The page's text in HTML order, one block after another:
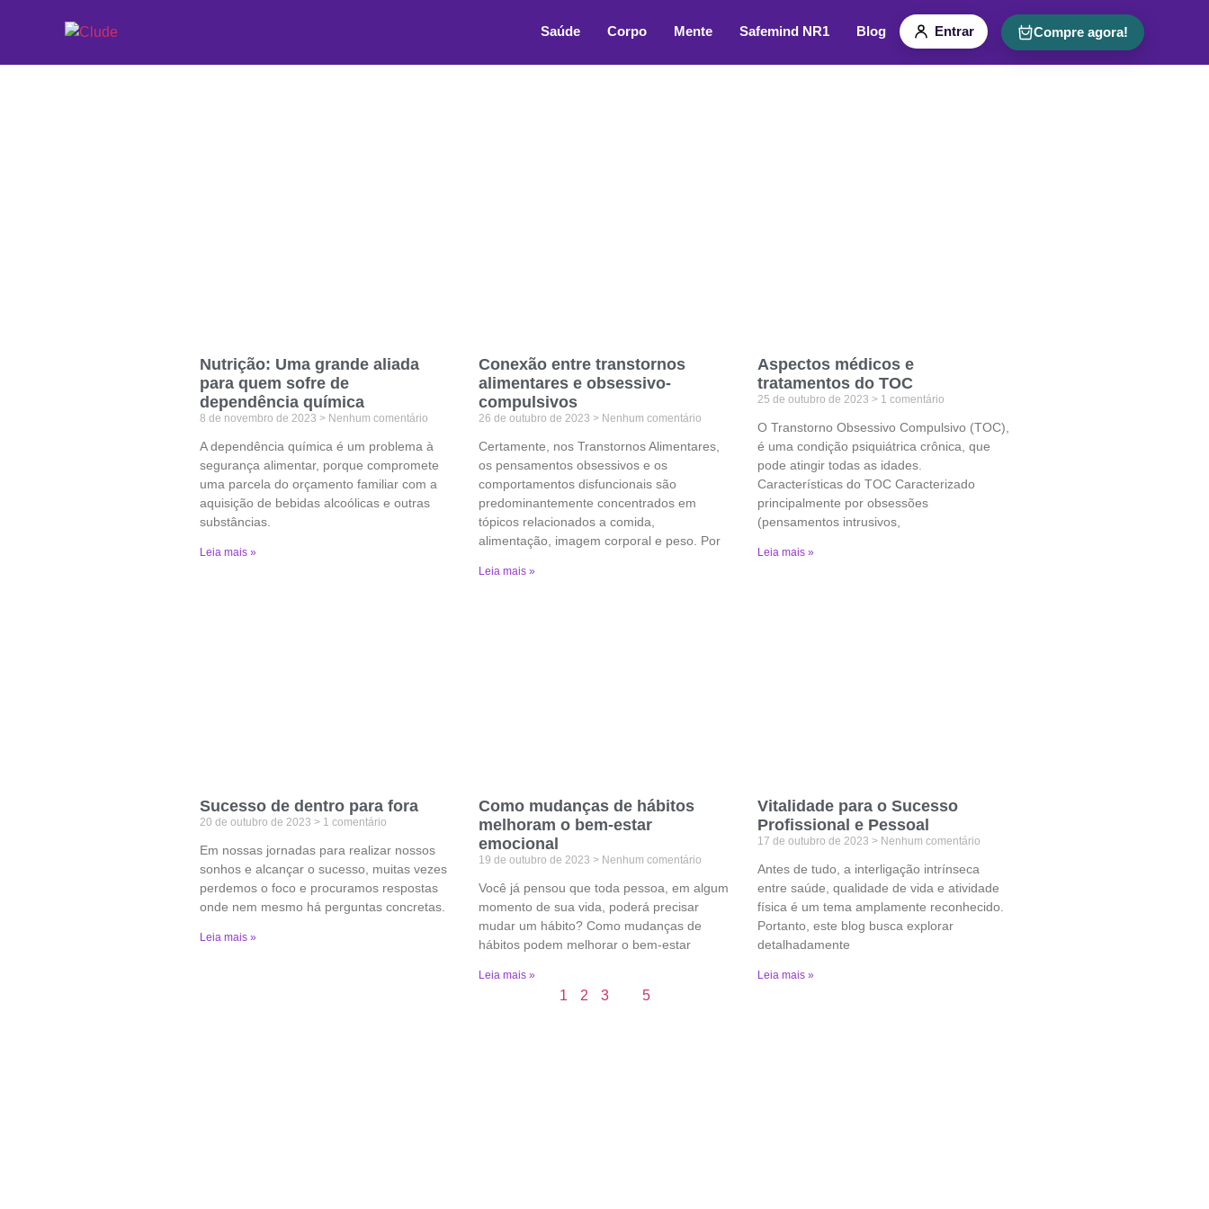
Saúde Corpo Mente Safemind NR1 Blog Entrar Compre agora!
Etiqueta: autoestima
Nutrição: Uma grande aliada
para quem sofre de
dependência química
8 de novembro de 2023 Nenhum comentário
A dependência química é um problema à
segurança alimentar, porque compromete
uma parcela do orçamento familiar com a
aquisição de bebidas alcoólicas e outras
substâncias.
Leia mais »
Conexão entre transtornos
alimentares e obsessivo-
compulsivos
26 de outubro de 2023 Nenhum comentário
Certamente, nos Transtornos Alimentares,
os pensamentos obsessivos e os
comportamentos disfuncionais são
predominantemente concentrados em
tópicos relacionados a comida,
alimentação, imagem corporal e peso. Por
Leia mais »
Aspectos médicos e
tratamentos do TOC
25 de outubro de 2023 1 comentário
O Transtorno Obsessivo Compulsivo (TOC),
é uma condição psiquiátrica crônica, que
pode atingir todas as idades.
Características do TOC Caracterizado
principalmente por obsessões
(pensamentos intrusivos,
Leia mais »
Sucesso de dentro para fora
20 de outubro de 2023 1 comentário
Em nossas jornadas para realizar nossos
sonhos e alcançar o sucesso, muitas vezes
perdemos o foco e procuramos respostas
onde nem mesmo há perguntas concretas.
Leia mais »
Como mudanças de hábitos
melhoram o bem-estar
emocional
19 de outubro de 2023 Nenhum comentário
Você já pensou que toda pessoa, em algum
momento de sua vida, poderá precisar
mudar um hábito? Como mudanças de
hábitos podem melhorar o bem-estar
Leia mais »
Vitalidade para o Sucesso
Profissional e Pessoal
17 de outubro de 2023 Nenhum comentário
Antes de tudo, a interligação intrínseca
entre saúde, qualidade de vida e atividade
física é um tema amplamente reconhecido.
Portanto, este blog busca explorar
detalhadamente
Leia mais »
1 2 3 5